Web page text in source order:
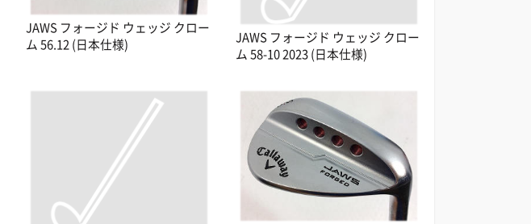
JAWS フォージド ウェッジ クロー
ム 56.12 (日本仕様)
JAWS フォージド ウェッジ クロー
ム 58-10 2023 (日本仕様)